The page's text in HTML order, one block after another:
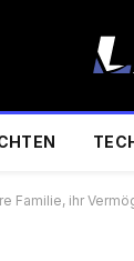
Familie, ihr